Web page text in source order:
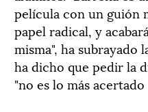
película con un guión
papel radical, y
misma", ha subrayado
ha dicho que pedir la
"no es lo más